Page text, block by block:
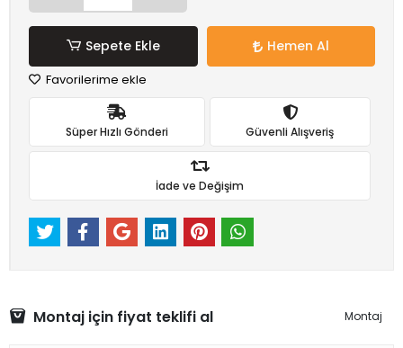
Sepete Ekle Hemen Al
Favorilerime ekle
Süper Hızlı Gönderi Güvenli Alışveriş
İade ve Değişim
Montaj için fiyat teklifi al Montaj